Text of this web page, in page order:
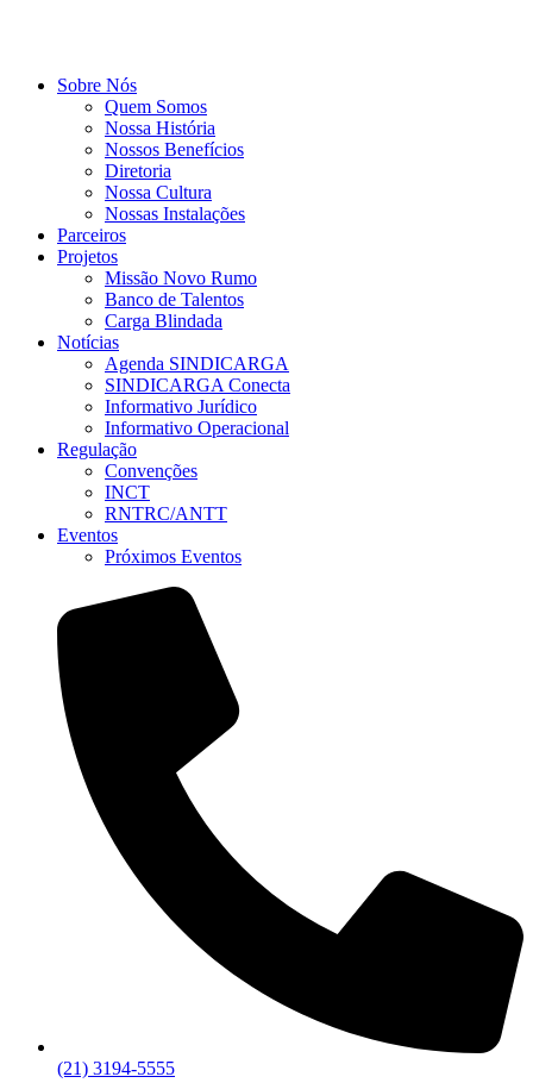
Sobre Nós
Quem Somos
Nossa História
Nossos Benefícios
Diretoria
Nossa Cultura
Nossas Instalações
Parceiros
Projetos
Missão Novo Rumo
Banco de Talentos
Carga Blindada
Notícias
Agenda SINDICARGA
SINDICARGA Conecta
Informativo Jurídico
Informativo Operacional
Regulação
Convenções
INCT
RNTRC/ANTT
Eventos
Próximos Eventos
(21) 3194-5555